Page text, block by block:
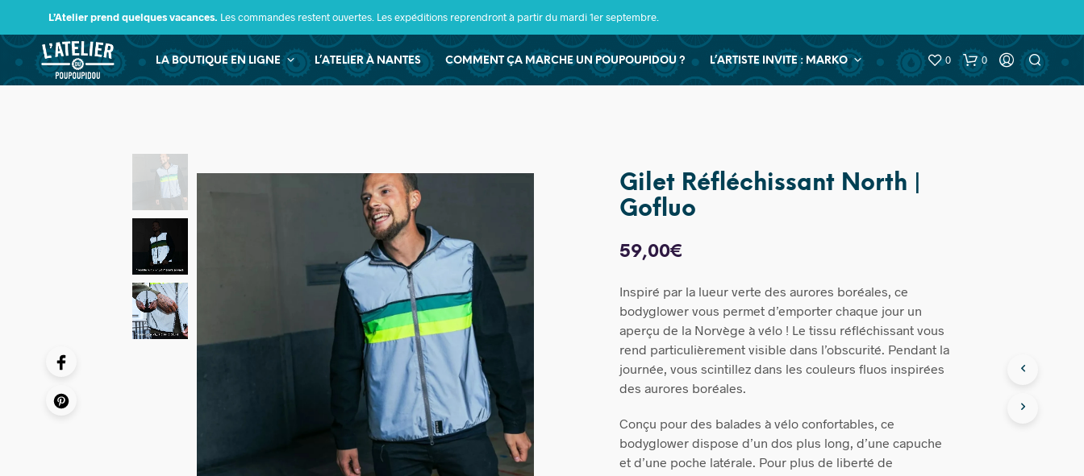
L’Atelier prend quelques vacances. Les commandes restent ouvertes. Les expéditions reprendront à partir du mardi 1er septembre.
LA BOUTIQUE EN LIGNE L’ATELIER À NANTES COMMENT ÇA MARCHE UN POUPOUPIDOU ? L’ARTISTE INVITE : MARKO 0 0
Gilet Réfléchissant North |
Gofluo
59,00€
Inspiré par la lueur verte des aurores boréales, ce
bodyglower vous permet d’emporter chaque jour un
aperçu de la Norvège à vélo ! Le tissu réfléchissant vous
rend particulièrement visible dans l’obscurité. Pendant la
journée, vous scintillez dans les couleurs fluos inspirées
des aurores boréales.
Conçu pour des balades à vélo confortables, ce
bodyglower dispose d’un dos plus long, d’une capuche
et d’une poche latérale. Pour plus de liberté de